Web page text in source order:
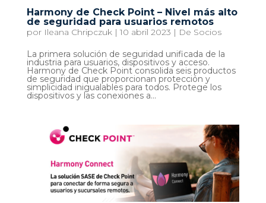
Harmony de Check Point – Nivel más alto
de seguridad para usuarios remotos
por Ileana Chripczuk |10 abril 2023 | De Socios
La primera solución de seguridad unificada de la
industria para usuarios, dispositivos y acceso.
Harmony de Check Point consolida seis productos
de seguridad que proporcionan protección y
simplicidad inigualables para todos. Protege los
dispositivos y las conexiones a...